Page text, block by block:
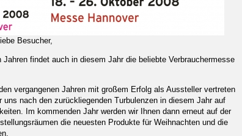
Besucher,
Jahren findet auch in diesem Jahr die beliebte Verbrauchermesse
vergangenen Jahren mit großem Erfolg als Aussteller vertreten
uns nach den zurückliegenden Turbulenzen in diesem Jahr auf
Im kommenden Jahr werden wir Ihnen dann erneut auf der
die neuesten Produkte für Weihnachten und die